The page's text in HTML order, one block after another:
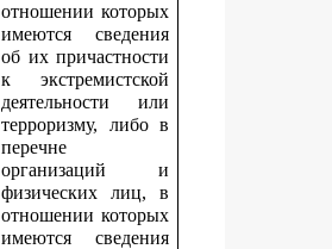
отношении которых
имеются сведения
об их причастности
к экстремистской
деятельности или
терроризму, либо в
перечне
организаций и
физических лиц, в
отношении которых
имеются сведения